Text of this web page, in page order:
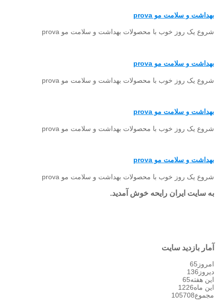
بهداشت و سلامت مو prova
شروع یک روز خوب با محصولات بهداشت و سلامت مو prova
بهداشت و سلامت مو prova
شروع یک روز خوب با محصولات بهداشت و سلامت مو prova
بهداشت و سلامت مو prova
شروع یک روز خوب با محصولات بهداشت و سلامت مو prova
بهداشت و سلامت مو prova
شروع یک روز خوب با محصولات بهداشت و سلامت مو prova
به سایت ایران رایحه خوش آمدید.
آمار بازدید سایت
امروز 65
دیروز 136
این هفته65
این ماه1226
مجموع105708